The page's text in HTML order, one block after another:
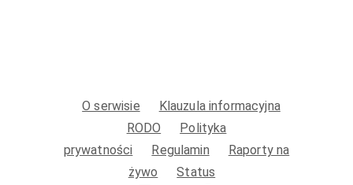
O serwisie
Klauzula informacyjna
RODO
Polityka
prywatności
Regulamin
Raporty na
żywo
Status